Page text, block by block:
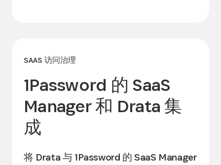
SAAS 访问治理
1Password 的 SaaS
Manager 和 Drata 集
成
将 Drata 与 1Password 的 SaaS Manager